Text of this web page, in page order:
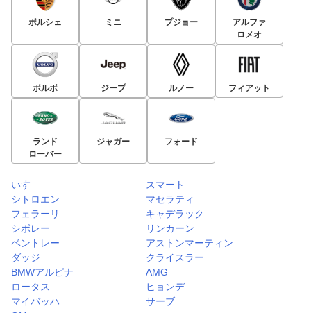
ポルシェ ミニ プジョー
アルファ
ロメオ
ボルボ ジープ ルノー フィアット
ランド
ローバー
ジャガー フォード
いすゞ
スマート
シトロエン
マセラティ
フェラーリ
キャデラック
シボレー
リンカーン
ベントレー
アストンマーティン
ダッジ
クライスラー
BMWアルピナ
AMG
ロータス
ヒョンデ
マイバッハ
サーブ